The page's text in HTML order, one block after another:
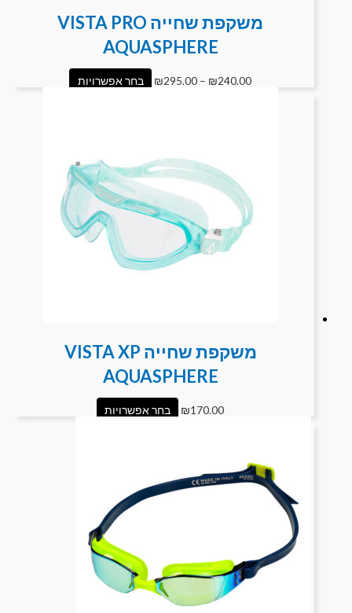
משקפת שחייה VISTA PRO
AQUASPHERE
₪240.00
–
₪295.00 בחר אפשרויות
משקפת שחייה VISTA XP
AQUASPHERE
₪170.00 בחר אפשרויות